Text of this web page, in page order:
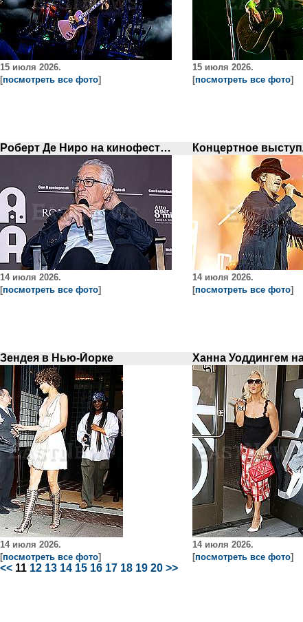
15 июля 2026.
[посмотреть все фото]
15 июля 2026.
[посмотреть все фото]
Роберт Де Ниро на кинофестивале `Il Cinema in Piazza` в Риме
14 июля 2026.
[посмотреть все фото]
14 июля 2026.
[посмотреть все фото]
Зендея в Нью-Йорке
14 июля 2026.
[посмотреть все фото]
14 июля 2026.
[посмотреть все фото]
<< 11 12 13 14 15 16 17 18 19 20 >>